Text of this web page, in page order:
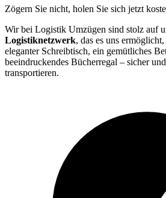
Zögern Sie nicht, holen Sie sich jetzt
Wir bei Logistik Umzügen sind stolz auf
Logistiknetzwerk, das es uns
eleganter Schreibtisch, ein gemütliches
beeindruckendes Bücherregal – sicher
transportieren.